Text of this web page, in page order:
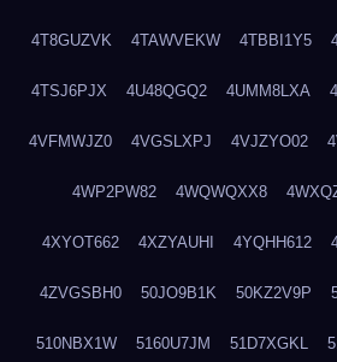
4T8GUZVK 4TAWVEKW 4TBBI1Y5
4TSJ6PJX 4U48QGQ2 4UMM8LXA
4VFMWJZ0 4VGSLXPJ 4VJZYO02
4WP2PW82 4WQWQXX8
4XYOT662 4XZYAUHI 4YQHH612
4ZVGSBH0 50JO9B1K 50KZ2V9P
510NBX1W 5160U7JM 51D7XGKL